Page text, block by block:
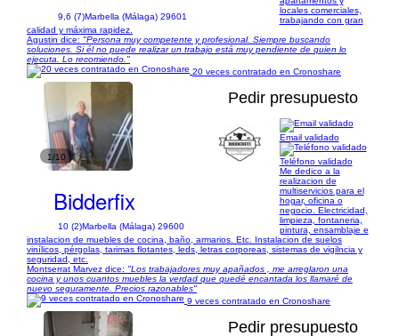
9,6 (7)Marbella (Málaga) 29601
locales comerciales,
trabajando con gran
calidad y máxima rapidez.
Agustin dice: "Persona muy competente y profesional. Siempre buscando
soluciones. Si él no puede realizar un trabajo está muy pendiente de quien lo
ejecuta. Lo recomiendo."
20 veces contratado en Cronoshare
1/10
Pedir presupuesto
Bidderfix
10 (2)Marbella (Málaga) 29600
Email validado
Teléfono validado
Me dedico a la
realizacion de
multiservicios para el
hogar, oficina o
negocio. Electricidad,
limpieza, fontaneria,
pintura, ensamblaje e
instalacion de muebles de cocina, baño, armarios. Etc. Instalacion de suelos
vinílicos, pérgolas, tarimas flotantes, leds, letras corporeas, sistemas de vigilncia y
seguridad, etc.
Montserrat Marvez dice: "Los trabajadores muy apañados , me arreglaron una
cocina y unos cuantos muebles la verdad que quedé encantada los llamaré de
nuevo seguramente. Precios razonables"
9 veces contratado en Cronoshare
Pedir presupuesto